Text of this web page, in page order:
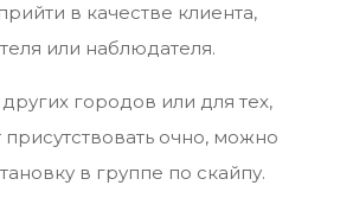
в качестве клиента,
или наблюдателя.
городов или для тех,
очно, можно
в группе по скайпу.